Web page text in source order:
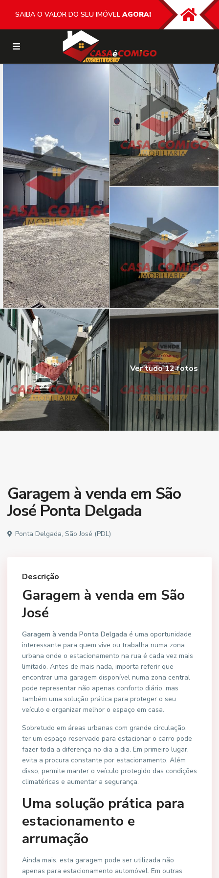
SAIBA O VALOR DO SEU IMÓVEL AGORA!
Ver tudo 12 fotos
Garagem à venda em São
José Ponta Delgada
Ponta Delgada, São José (PDL)
Descrição
Garagem à venda em São
José
Garagem à venda Ponta Delgada é uma oportunidade
interessante para quem vive ou trabalha numa zona
urbana onde o estacionamento na rua é cada vez mais
limitado. Antes de mais nada, importa referir que
encontrar uma garagem disponível numa zona central
pode representar não apenas conforto diário, mas
também uma solução prática para proteger o seu
veículo e organizar melhor o espaço em casa.
Sobretudo em áreas urbanas com grande circulação,
ter um espaço reservado para estacionar o carro pode
fazer toda a diferença no dia a dia. Em primeiro lugar,
evita a procura constante por estacionamento. Além
disso, permite manter o veículo protegido das condições
climatéricas e aumentar a segurança.
Uma solução prática para
estacionamento e
arrumação
Ainda mais, esta garagem pode ser utilizada não
apenas para estacionamento automóvel. Em outras